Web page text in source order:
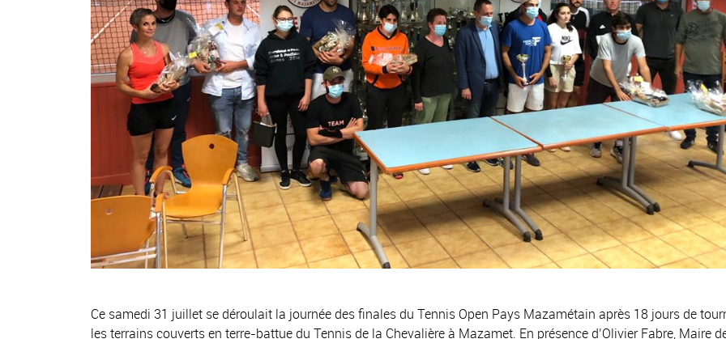
Ce samedi 31 juillet se déroulait la journée des finales du Tennis Open Pays Mazamétain après 18 jours de
les terrains couverts en terre-battue du Tennis de la Chevalière à Mazamet. En présence d’Olivier Fabre, Maire